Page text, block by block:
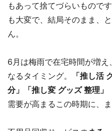
もあって捨てづらいもので
も大変で、結局そのまま、
ん。
6月は梅雨で在宅時間が増
なるタイミング。
「推し活
分」「推し変 グッズ 整理」
需要が高まるこの時期に、